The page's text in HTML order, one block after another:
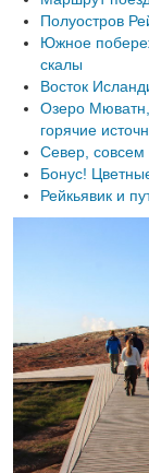
Полуостров
Южное
скалы
Восток
Озеро Мюватн,
горячие
Север, совсем
Бонус!
Рейкьявик и